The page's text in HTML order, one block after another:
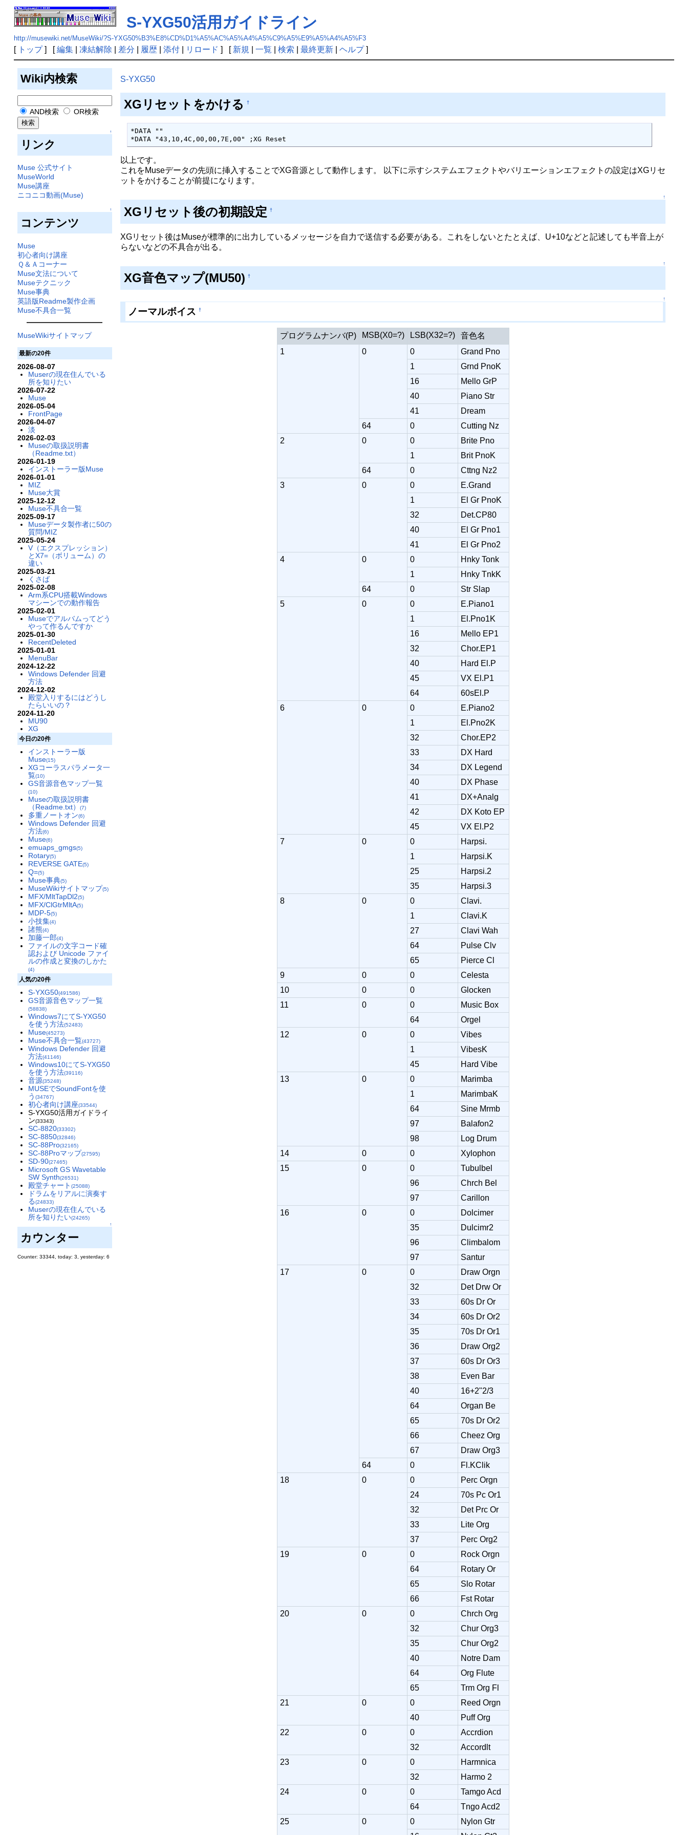
S-YXG50活用ガイドライン
http://musewiki.net/MuseWiki/?S-YXG50%B3%E8%CD%D1%A5%AC%A5%A4%A5%C9%A5%E9%A5%A4%A5%F3
[ トップ] [編集| 凍結解除 差分 履歴| 添付| リロード ] [ 新規 一覧 検索 最終更新| ヘルプ]
Wiki内検索
AND検索 OR検索
↑
リンク
Muse 公式サイト
MuseWorld
Muse講座
ニコニコ動画(Muse)
↑
コンテンツ
Muse
初心者向け講座
Ｑ＆Ａコーナー
Muse文法について
Museテクニック
Muse事典
英語版Readme製作企画
Muse不具合一覧
MuseWikiサイトマップ
最新の20件
2026-08-07
Muserの現在住んでいる
所を知りたい
2026-07-22
Muse
2026-05-04
FrontPage
2026-04-07
淡
2026-02-03
Museの取扱説明書
（Readme.txt）
2026-01-19
インストーラー版Muse
2026-01-01
MIZ
Muse大賞
2025-12-12
Muse不具合一覧
2025-09-17
Museデータ製作者に50の
質問/MIZ
2025-05-24
V（エクスプレッション）
とX7=（ボリューム）の
違い
2025-03-21
くさば
2025-02-08
Arm系CPU搭載Windows
マシーンでの動作報告
2025-02-01
Museでアルバムってどう
やって作るんですか
2025-01-30
RecentDeleted
2025-01-01
MenuBar
2024-12-22
Windows Defender 回避
方法
2024-12-02
殿堂入りするにはどうし
たらいいの？
2024-11-20
MU90
XG
今日の20件
インストーラー版
Muse(15)
XGコーラスパラメータ一
覧(10)
GS音源音色マップ一覧
(10)
Museの取扱説明書
（Readme.txt）(7)
多重ノートオン(6)
Windows Defender 回避
方法(6)
Muse(6)
emuaps_gmgs(5)
Rotary(5)
REVERSE GATE(5)
Q=(5)
Muse事典(5)
MuseWikiサイトマップ(5)
MFX/MltTapDl2(5)
MFX/ClGtrMltA(5)
MDP-5(5)
小技集(4)
諸熊(4)
加藤一郎(4)
ファイルの文字コード確
認および Unicode ファイ
ルの作成と変換のしかた
(4)
人気の20件
S-YXG50(491586)
GS音源音色マップ一覧
(58838)
Windows7にてS-YXG50
を使う方法(52483)
Muse(45273)
Muse不具合一覧(43727)
Windows Defender 回避
方法(41146)
Windows10にてS-YXG50
を使う方法(39116)
音源(35248)
MUSEでSoundFontを使
う(34767)
初心者向け講座(33544)
S-YXG50活用ガイドライ
ン(33343)
SC-8820(33302)
SC-8850(32846)
SC-88Pro(32165)
SC-88Proマップ(27595)
SD-90(27465)
Microsoft GS Wavetable
SW Synth(26531)
殿堂チャート(25088)
ドラムをリアルに演奏す
る(24833)
Muserの現在住んでいる
所を知りたい(24265)
↑
カウンター
Counter: 33344, today: 3, yesterday: 6
S-YXG50
XGリセットをかける †
*DATA ""
*DATA "43,10,4C,00,00,7E,00" ;XG Reset
以上です。
これをMuseデータの先頭に挿入することでXG音源として動作します。 以下に示すシステムエフェクトやバリエーションエフェクトの設定はXGリセ
ットをかけることが前提になります。
↑
XGリセット後の初期設定 †
XGリセット後はMuseが標準的に出力しているメッセージを自力で送信する必要がある。これをしないとたとえば、U+10などと記述しても半音上が
らないなどの不具合が出る。
↑
XG音色マップ(MU50) †
↑
ノーマルボイス †
プログラムナンバ(P) MSB(X0=?) LSB(X32=?)
音色名
1
0 0
Grand Pno
1
Grnd PnoK
16
Mello GrP
40
Piano Str
41
Dream
64
0
Cutting Nz
2
0 0
Brite Pno
1
Brit PnoK
64
0
Cttng Nz2
3
0 0
E.Grand
1
El Gr PnoK
32
Det.CP80
40
El Gr Pno1
41
El Gr Pno2
4
0 0
Hnky Tonk
1
Hnky TnkK
64
0
Str Slap
5
0 0
E.Piano1
1
El.Pno1K
16
Mello EP1
32
Chor.EP1
40
Hard El.P
45
VX El.P1
64
60sEl.P
6
0 0
E.Piano2
1
El.Pno2K
32
Chor.EP2
33
DX Hard
34
DX Legend
40
DX Phase
41
DX+Analg
42
DX Koto EP
45
VX El.P2
7
0 0
Harpsi.
1
Harpsi.K
25
Harpsi.2
35
Harpsi.3
8
0 0
Clavi.
1
Clavi.K
27
Clavi Wah
64
Pulse Clv
65
Pierce Cl
9
0 0
Celesta
10
0 0
Glocken
11
0 0
Music Box
64
Orgel
12
0 0
Vibes
1
VibesK
45
Hard Vibe
13
0 0
Marimba
1
MarimbaK
64
Sine Mrmb
97
Balafon2
98
Log Drum
14
0 0
Xylophon
15
0 0
Tubulbel
96
Chrch Bel
97
Carillon
16
0 0
Dolcimer
35
Dulcimr2
96
Climbalom
97
Santur
17
0 0
Draw Orgn
32
Det Drw Or
33
60s Dr Or
34
60s Dr Or2
35
70s Dr Or1
36
Draw Org2
37
60s Dr Or3
38
Even Bar
40
16+2"2/3
64
Organ Be
65
70s Dr Or2
66
Cheez Org
67
Draw Org3
64
0
Fl.KClik
18
0 0
Perc Orgn
24
70s Pc Or1
32
Det Prc Or
33
Lite Org
37
Perc Org2
19
0 0
Rock Orgn
64
Rotary Or
65
Slo Rotar
66
Fst Rotar
20
0 0
Chrch Org
32
Chur Org3
35
Chur Org2
40
Notre Dam
64
Org Flute
65
Trm Org Fl
21
0 0
Reed Orgn
40
Puff Org
22
0 0
Accrdion
32
Accordlt
23
0 0
Harmnica
32
Harmo 2
24
0 0
Tamgo Acd
64
Tngo Acd2
25
0 0
Nylon Gtr